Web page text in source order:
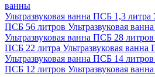
ванны
Ультразвуковая ванна ПСБ 1,3 литра
ПСБ 56 литров Ультразвуковая
Ультразвуковая ванна ПСБ 28 литров
ПСБ 22 литра Ультразвуковая
Ультразвуковая ванна ПСБ 14 литров
ПСБ 12 литров Ультразвуковая